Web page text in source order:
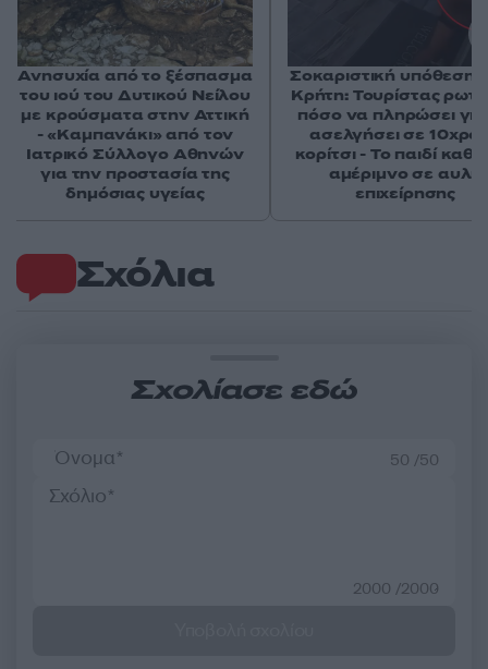
Σχόλια
Σχολίασε εδώ
50 /50
2000 /2000
Ανησυχία από το ξέσπασμα
του ιού του Δυτικού Νείλου
με κρούσματα στην Αττική
- «Καμπανάκι» από τον
Ιατρικό Σύλλογο Αθηνών
για την προστασία της
δημόσιας υγείας
Σοκαριστική υπόθεση
Κρήτη: Τουρίστας
πόσο να πληρώσει
ασελγήσει σε
κορίτσι - Το παιδί
αμέριμνο σε αυλή
επιχείρησης